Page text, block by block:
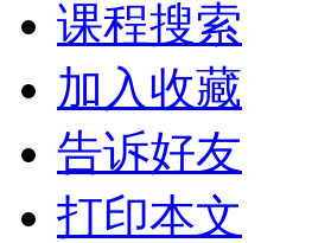
课程搜索
加入收藏
告诉好友
打印本文